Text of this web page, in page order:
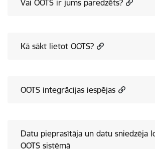
Vai OOTS ir jums paredzēts?
Kā sākt lietot OOTS?
OOTS integrācijas iespējas
Datu pieprasītāja un datu sniedzēja
OOTS sistēmā